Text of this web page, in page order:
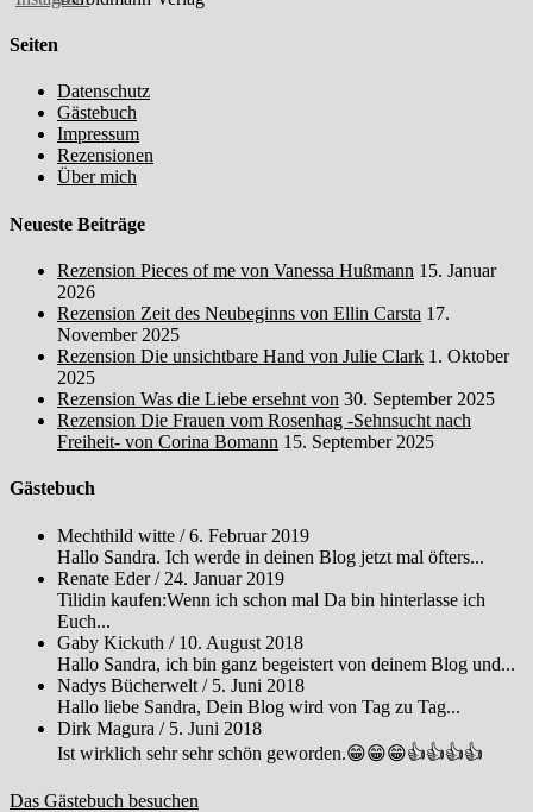
Seiten
Datenschutz
Gästebuch
Impressum
Rezensionen
Über mich
Neueste Beiträge
Rezension Pieces of me von Vanessa Hußmann 15. Januar
2026
Rezension Zeit des Neubeginns von Ellin Carsta 17.
November 2025
Rezension Die unsichtbare Hand von Julie Clark 1. Oktober
2025
Rezension Was die Liebe ersehnt von 30. September 2025
Rezension Die Frauen vom Rosenhag -Sehnsucht nach
Freiheit- von Corina Bomann 15. September 2025
Gästebuch
Mechthild witte /6. Februar 2019
Hallo Sandra. Ich werde in deinen Blog jetzt mal öfters...
Renate Eder/ 24. Januar 2019
Tilidin kaufen:Wenn ich schon mal Da bin hinterlasse ich
Euch...
Gaby Kickuth / 10. August 2018
Hallo Sandra, ich bin ganz begeistert von deinem Blog und...
Nadys Bücherwelt / 5. Juni 2018
Hallo liebe Sandra, Dein Blog wird von Tag zu Tag...
Dirk Magura / 5. Juni 2018
Ist wirklich sehr sehr schön geworden.😁😁😁👍👍👍👍
Das Gästebuch besuchen